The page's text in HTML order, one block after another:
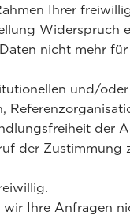
Ihrer
Widerspruch
nicht mehr
und/
der
der Zustimmung
Ihre Anfragen